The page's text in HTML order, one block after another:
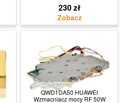
230 zł
QWD1DA50 HUAWEI
Wzmacniacz mocy RF 50W